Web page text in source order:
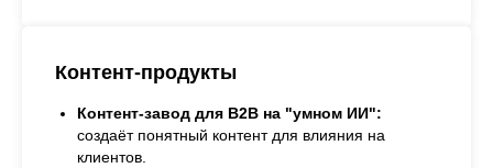
Контент-продукты
Контент-завод для B2B на "умном ИИ":
создаёт понятный контент для влияния на
клиентов.